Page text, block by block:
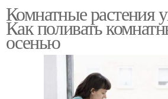
Комнатные растения
Как поливать
осенью